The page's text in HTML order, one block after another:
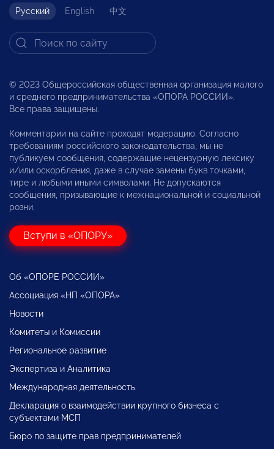
Русский English 中文
© 2023 Общероссийская общественная организация малого
и среднего предпринимательства «ОПОРА РОССИИ».
Все права защищены.
Комментарии на сайте проходят модерацию. Согласно
требованиям российского законодательства, мы не
публикуем сообщения, содержащие нецензурную лексику
и/или оскорбления, даже в случае замены букв точками,
тире и любыми иными символами. Не допускаются
сообщения, призывающие к межнациональной и социальной
розни.
Вступи в «ОПОРУ»
Об «ОПОРЕ РОССИИ»
Ассоциация «НП «ОПОРА»
Новости
Комитеты и Комиссии
Региональное развитие
Экспертиза и Аналитика
Международная деятельность
Декларация о взаимодействии крупного бизнеса с
субъектами МСП
Бюро по защите прав предпринимателей